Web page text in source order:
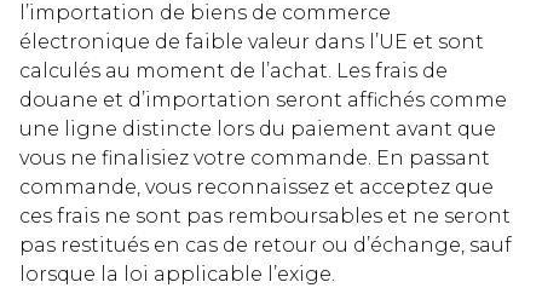
l’importation de biens de commerce
électronique de faible valeur dans l’UE et sont
calculés au moment de l’achat. Les frais de
douane et d’importation seront affichés comme
une ligne distincte lors du paiement avant que
vous ne finalisiez votre commande. En passant
commande, vous reconnaissez et acceptez que
ces frais ne sont pas remboursables et ne seront
pas restitués en cas de retour ou d’échange, sauf
lorsque la loi applicable l’exige.